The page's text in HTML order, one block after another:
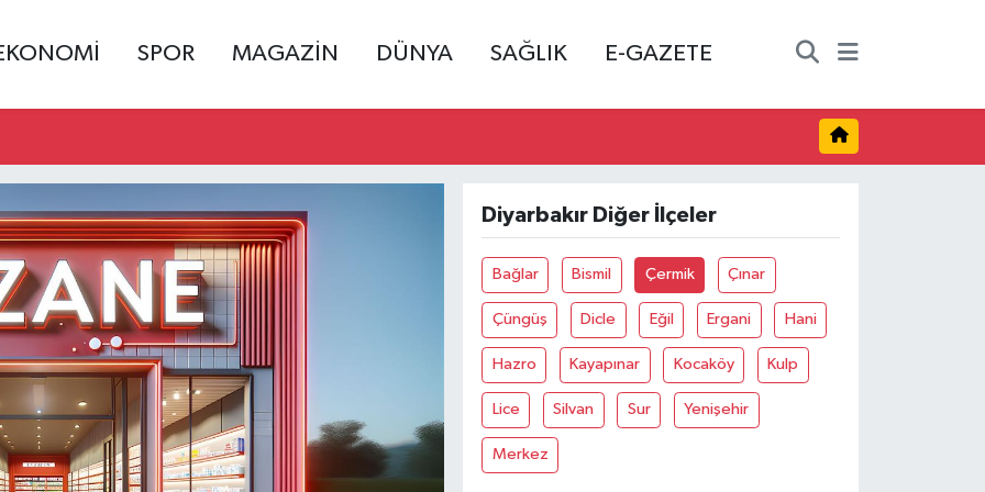
SPOR MAGAZİN DÜNYA SAĞLIK E-GAZETE
Diyarbakır Diğer İlçeler
Bağlar Bismil Çermik Çınar
Çüngüş Dicle Eğil Ergani Hani
Hazro Kayapınar Kocaköy Kulp
Lice Silvan Sur Yenişehir
Merkez